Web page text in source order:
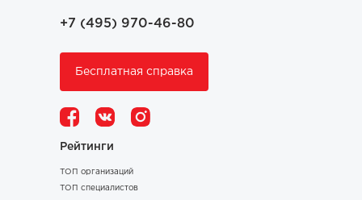
+7 (495) 970-46-80
Бесплатная справка
Рейтинги
ТОП организаций
ТОП специалистов